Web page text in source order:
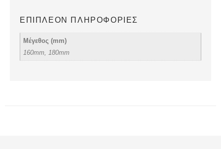
ΕΠΙΠΛΈΟΝ ΠΛΗΡΟΦΟΡΊΕΣ
Μέγεθος (mm)
160mm, 180mm